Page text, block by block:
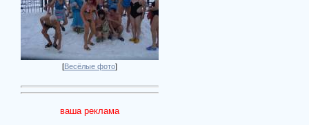
[Весёлые фото]
ваша реклама